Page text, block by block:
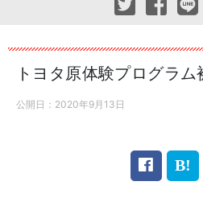
トヨタ原体験プログラ
公開日： 2020年9月13日